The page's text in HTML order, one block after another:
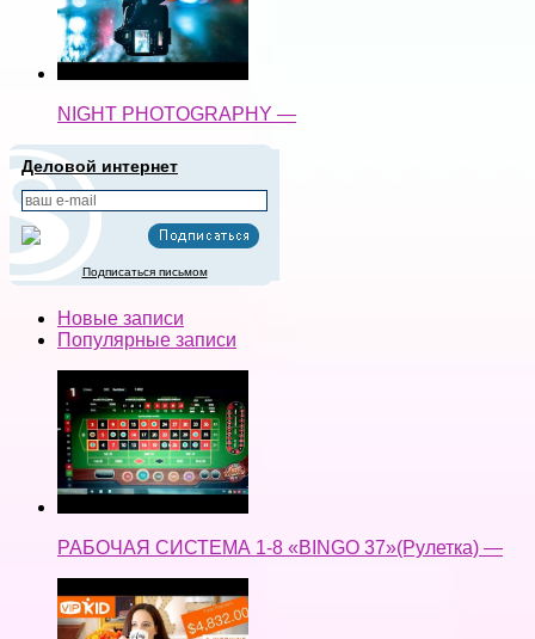
NIGHT PHOTOGRAPHY —
Деловой интернет
Подписаться письмом
Новые записи
Популярные записи
РАБОЧАЯ СИСТЕМА 1-8 «BINGO 37»(Рулетка) —